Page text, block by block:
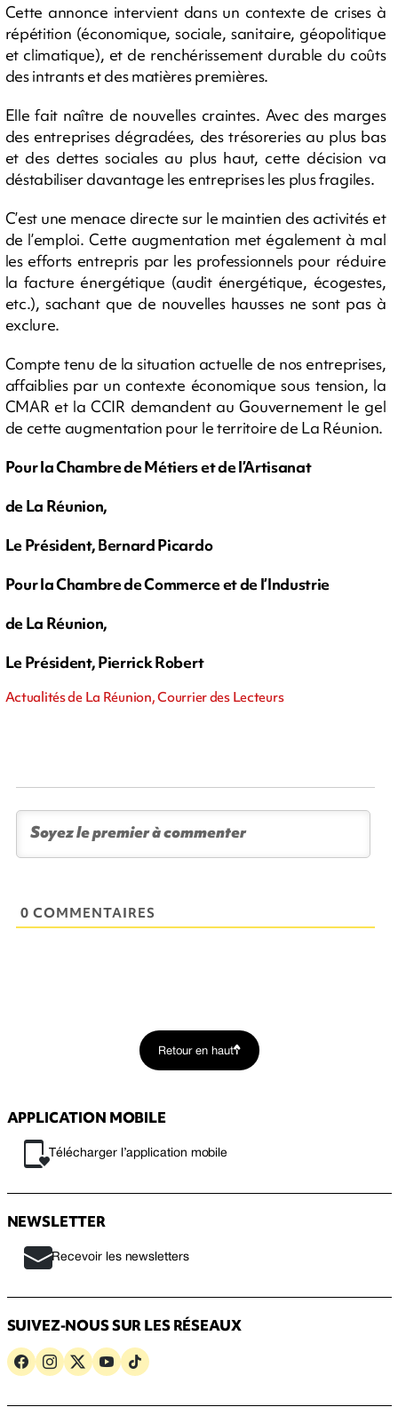
Cette annonce intervient dans un contexte de crises à
répétition (économique, sociale, sanitaire, géopolitique
et climatique), et de renchérissement durable du coûts
des intrants et des matières premières.
Elle fait naître de nouvelles craintes. Avec des marges
des entreprises dégradées, des trésoreries au plus bas
et des dettes sociales au plus haut, cette décision va
déstabiliser davantage les entreprises les plus fragiles.
C’est une menace directe sur le maintien des activités et
de l’emploi. Cette augmentation met également à mal
les efforts entrepris par les professionnels pour réduire
la facture énergétique (audit énergétique, écogestes,
etc.), sachant que de nouvelles hausses ne sont pas à
exclure.
Compte tenu de la situation actuelle de nos entreprises,
affaiblies par un contexte économique sous tension, la
CMAR et la CCIR demandent au Gouvernement le gel
de cette augmentation pour le territoire de La Réunion.
Pour la Chambre de Métiers et de l’Artisanat
de La Réunion,
Le Président, Bernard Picardo
Pour la Chambre de Commerce et de l’Industrie
de La Réunion,
Le Président, Pierrick Robert
Actualités de La Réunion, Courrier des Lecteurs
0 COMMENTAIRES
Retour en haut
APPLICATION MOBILE
Télécharger l’application mobile
NEWSLETTER
Recevoir les newsletters
SUIVEZ-NOUS SUR LES RÉSEAUX